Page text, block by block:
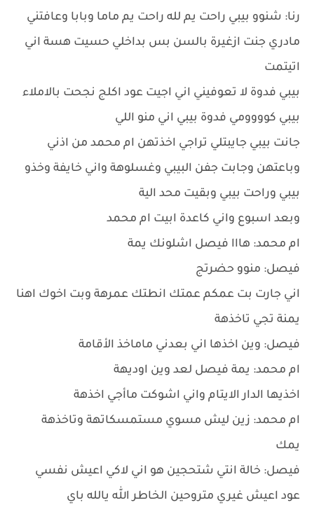
رنا: شنوو بيبي راحت يم لله راحت يم ماما وبابا وعافتني
مادري جنت ازغيرة بالسن بس بداخلي حسيت هسة اني
اتيتمت
بيبي فدوة لا تعوفيني اني اجيت عود اكلج نجحت بالاملاء
بيبي كوووومي فدوة بيبي اني منو اللي
جانت بيبي جايبتلي تراجي اخذتهن ام محمد من اذني
وباعتهن وجابت جفن البيبي وغسلوهة واني خايفة وخذو
بيبي وراحت بيبي وبقيت محد الية
وبعد اسبوع واني كاعدة ابيت ام محمد
ام محمد: هااا فيصل اشلونك يمة
فيصل: منوو حضرتج
اني جارت بت عمكم عمتك انطتك عمرهة وبت اخوك اهنا
يمنة تجي تاخذهة
فيصل: وين اخذها اني بعدني ماماخذ الأقامة
ام محمد: يمة فيصل لعد وين اوديهة
اخذيها الدار الايتام واني اشوكت ماأجي اخذهة
ام محمد: زين ليش مسوي مستمسكاتهة وتاخذهة
يمك
فيصل: خالة انتي شتحجين هو اني لاكي اعيش نفسي
عود اعيش غيري متروحين الخاطر الله يالله باي